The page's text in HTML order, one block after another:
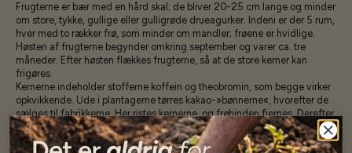
Frugterne er bær med en hård skal; de bliver 20-25 cm lange og minder
om store, tykke, gullige eller gulligrøde drueagurker. Indeni er der 5 rum,
hver med to rækker frø, som minder om mandler; frøene er hvidlige.
Høsten af frugterne begynder omkring septem­ber og varer ca. tre
måneder. Efter høsten flækkes frugterne, så at de store kerner kan
frigøres.
Kernerne indeholder stofferne koffein og theobromin, som begge virker
opkvikkende. Ude i plantagerne tørres kakao-»bønnerne«, hvorefter de
sæl­ges til fabrikkerne. Her ristes kerner­ne, og frøhinden fjernes. Derefter
ma­les bønnerne, hvorved der dannes en pasta, der blandet med sukker
og va­nilje anvendes til chokolade; den kan også presses til kakaosmør,